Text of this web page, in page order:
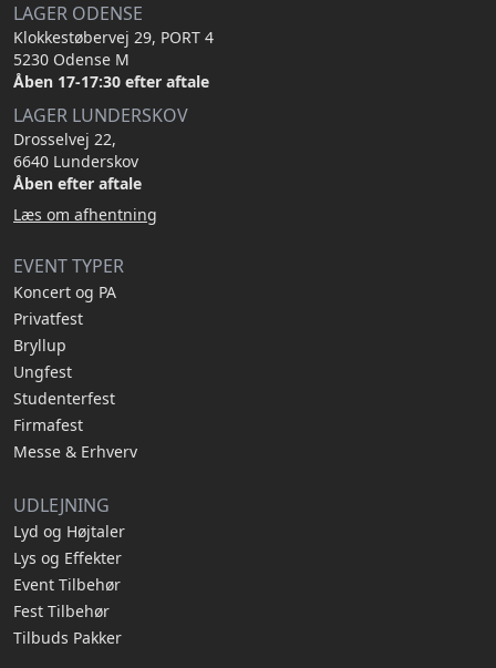
LAGER ODENSE
Klokkestøbervej 29, PORT 4
5230 Odense M
Åben 17-17:30 efter aftale
LAGER LUNDERSKOV
Drosselvej 22,
6640 Lunderskov
Åben efter aftale
Læs om afhentning
EVENT TYPER
Koncert og PA
Privatfest
Bryllup
Ungfest
Studenterfest
Firmafest
Messe & Erhverv
UDLEJNING
Lyd og Højtaler
Lys og Effekter
Event Tilbehør
Fest Tilbehør
Tilbuds Pakker